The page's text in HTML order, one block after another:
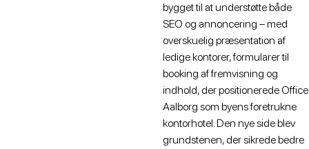
bygget til at understøtte både
SEO og annoncering – med
overskuelig præsentation af
ledige kontorer, formularer til
booking af fremvisning og
indhold, der positionerede Office
Aalborg som byens foretrukne
kontorhotel. Den nye side blev
grundstenen, der sikrede bedre